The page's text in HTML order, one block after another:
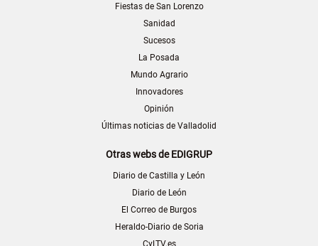
Fiestas de San Lorenzo
Sanidad
Sucesos
La Posada
Mundo Agrario
Innovadores
Opinión
Últimas noticias de Valladolid
Otras webs de EDIGRUP
Diario de Castilla y León
Diario de León
El Correo de Burgos
Heraldo-Diario de Soria